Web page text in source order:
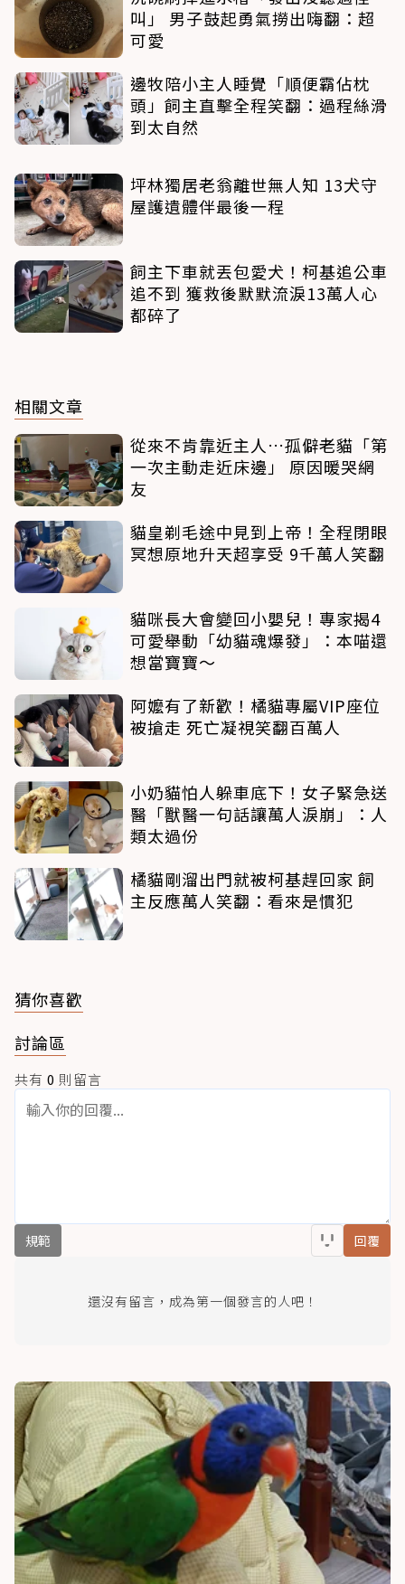
叫」 男子鼓起勇氣撈出嗨翻：超
可愛
邊牧陪小主人睡覺「順便霸佔枕
頭」飼主直擊全程笑翻：過程絲滑
到太自然
坪林獨居老翁離世無人知 13犬守
屋護遺體伴最後一程
飼主下車就丟包愛犬！柯基追公車
追不到 獲救後默默流淚13萬人心
都碎了
相關文章
從來不肯靠近主人…孤僻老貓「第
一次主動走近床邊」 原因暖哭網
友
貓皇剃毛途中見到上帝！全程閉眼
冥想原地升天超享受 9千萬人笑翻
貓咪長大會變回小嬰兒！專家揭4
可愛舉動「幼貓魂爆發」：本喵還
想當寶寶～
阿嬤有了新歡！橘貓專屬VIP座位
被搶走 死亡凝視笑翻百萬人
小奶貓怕人躲車底下！女子緊急送
醫「獸醫一句話讓萬人淚崩」：人
類太過份
橘貓剛溜出門就被柯基趕回家 飼
主反應萬人笑翻：看來是慣犯
猜你喜歡
討論區
共有 0 則留言
規範 回覆
還沒有留言，成為第一個發言的人吧！